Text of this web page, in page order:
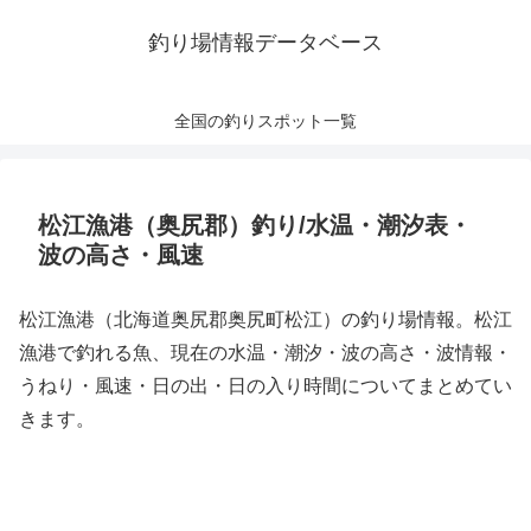
釣り場情報データベース
全国の釣りスポット一覧
松江漁港（奥尻郡）釣り/水温・潮汐表・
波の高さ・風速
松江漁港（北海道奥尻郡奥尻町松江）の釣り場情報。松江
漁港で釣れる魚、現在の水温・潮汐・波の高さ・波情報・
うねり・風速・日の出・日の入り時間についてまとめてい
きます。